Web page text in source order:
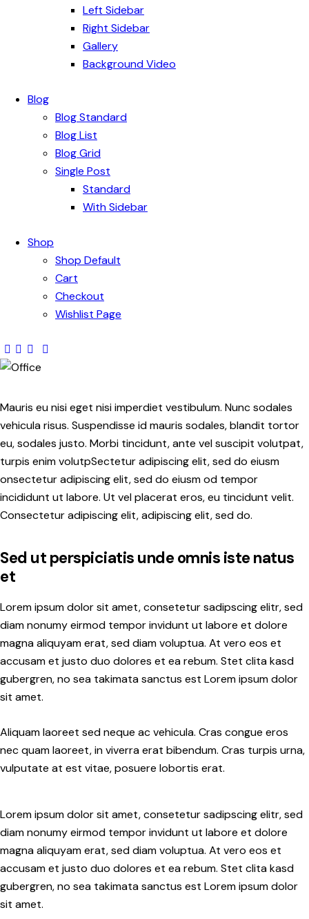
Left Sidebar
Right Sidebar
Gallery
Background Video
Blog
Blog Standard
Blog List
Blog Grid
Single Post
Standard
With Sidebar
Shop
Shop Default
Cart
Checkout
Wishlist Page
Mauris eu nisi eget nisi imperdiet vestibulum. Nunc sodales
vehicula risus. Suspendisse id mauris sodales, blandit tortor
eu, sodales justo. Morbi tincidunt, ante vel suscipit volutpat,
turpis enim volutpSectetur adipiscing elit, sed do eiusm
onsectetur adipiscing elit, sed do eiusm od tempor
incididunt ut labore. Ut vel placerat eros, eu tincidunt velit.
Consectetur adipiscing elit, adipiscing elit, sed do.
Sed ut perspiciatis unde omnis iste natus
et
Lorem ipsum dolor sit amet, consetetur sadipscing elitr, sed
diam nonumy eirmod tempor invidunt ut labore et dolore
magna aliquyam erat, sed diam voluptua. At vero eos et
accusam et justo duo dolores et ea rebum. Stet clita kasd
gubergren, no sea takimata sanctus est Lorem ipsum dolor
sit amet.
Aliquam laoreet sed neque ac vehicula. Cras congue eros
nec quam laoreet, in viverra erat bibendum. Cras turpis urna,
vulputate at est vitae, posuere lobortis erat.
Lorem ipsum dolor sit amet, consetetur sadipscing elitr, sed
diam nonumy eirmod tempor invidunt ut labore et dolore
magna aliquyam erat, sed diam voluptua. At vero eos et
accusam et justo duo dolores et ea rebum. Stet clita kasd
gubergren, no sea takimata sanctus est Lorem ipsum dolor
sit amet.